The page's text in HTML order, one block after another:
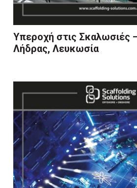
Υπεροχή στις Σκαλωσιές
Λήδρας, Λευκωσία